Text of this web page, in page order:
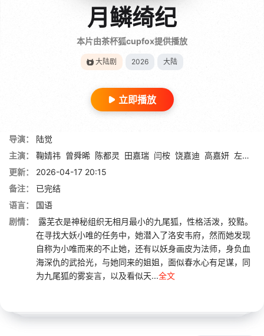
月鳞绮纪
本片由茶杯狐cupfox提供播放
大陆剧 2026 大陆
立即播放
导演：
陆觉
主演：
鞠婧祎 曾舜晞 陈都灵 田嘉瑞 闫桉 饶嘉迪 高嘉妍 左宸屹
更新：
2026-04-17 20:15
备注：
已完结
语言：
国语
剧情：
露芜衣是神秘组织无相月最小的九尾狐，性格活泼，狡黠。
在寻找大妖小唯的任务中，她潜入了洛安韦府，然而她发现
自称为小唯而来的不止她，还有以妖身画皮为法师，身负血
海深仇的武拾光，与她同来的姐姐，面似春水心有足谋，同
为九尾狐的雾妄言，以及看似天...全文